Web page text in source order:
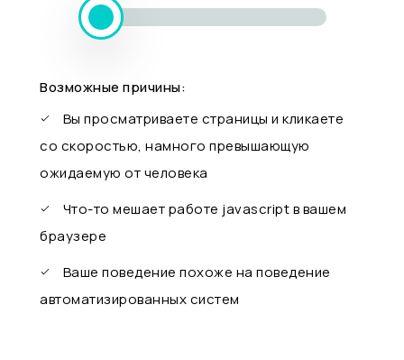
Возможные причины:
Вы просматриваете страницы и кликаете
со скоростью, намного превышающую
ожидаемую от человека
Что-то мешает работе javascript в вашем
браузере
Ваше поведение похоже на поведение
автоматизированных систем